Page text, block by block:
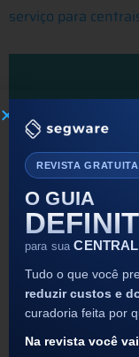
serviço para
O Segware OS
gestão de ordens
SIGMA,
segurança
REVISTA GRATUITA
O GUIA
para sua
Tudo o que você
reduzir custos e
curadoria feita por
Na revista você